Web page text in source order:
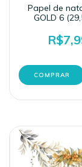
Papel de
GOLD 6